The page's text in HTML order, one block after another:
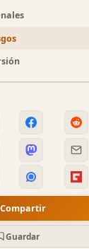
Compartir
Guardar